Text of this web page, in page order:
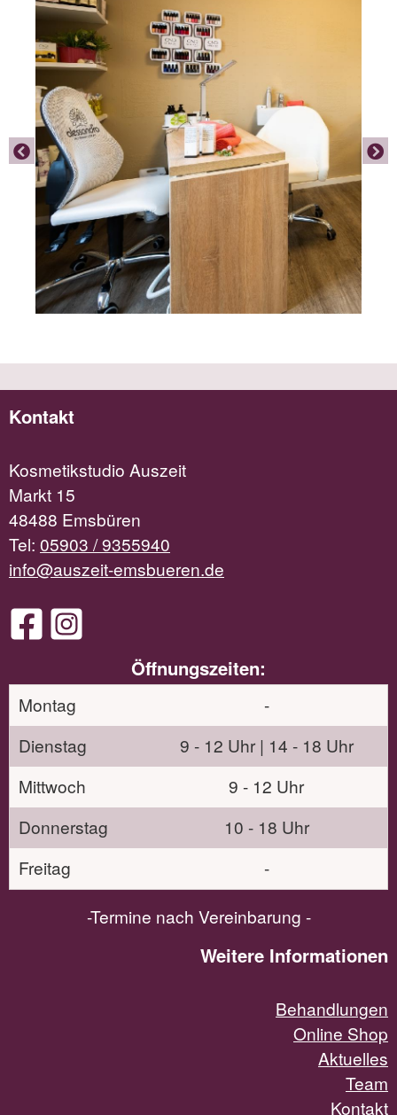
Kontakt
Kosmetikstudio Auszeit
Markt 15
48488 Emsbüren
Tel: 05903 / 9355940
info@auszeit-emsbueren.de
Öffnungszeiten:
Montag
-
Dienstag
9 - 12 Uhr | 14 - 18 Uhr
Mittwoch
9 - 12 Uhr
Donnerstag
10 - 18 Uhr
Freitag
-
-Termine nach Vereinbarung -
Weitere Informationen
Behandlungen
Online Shop
Aktuelles
Team
Kontakt